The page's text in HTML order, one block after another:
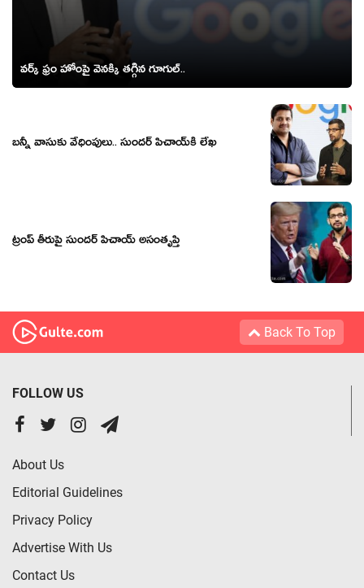
వర్క్ ఫ్రం హోంపై వెనక్కి తగ్గిన గూగుల్..
బ‌న్నీ వాసుకు వేధింపులు.. సుంద‌ర్ పిచాయ్‌కి లేఖ‌
ట్రంప్ తీరుపై సుందర్ పిచాయ్ అసంతృప్తి
Back To Top
FOLLOW US
About Us
Editorial Guidelines
Privacy Policy
Advertise With Us
Contact Us